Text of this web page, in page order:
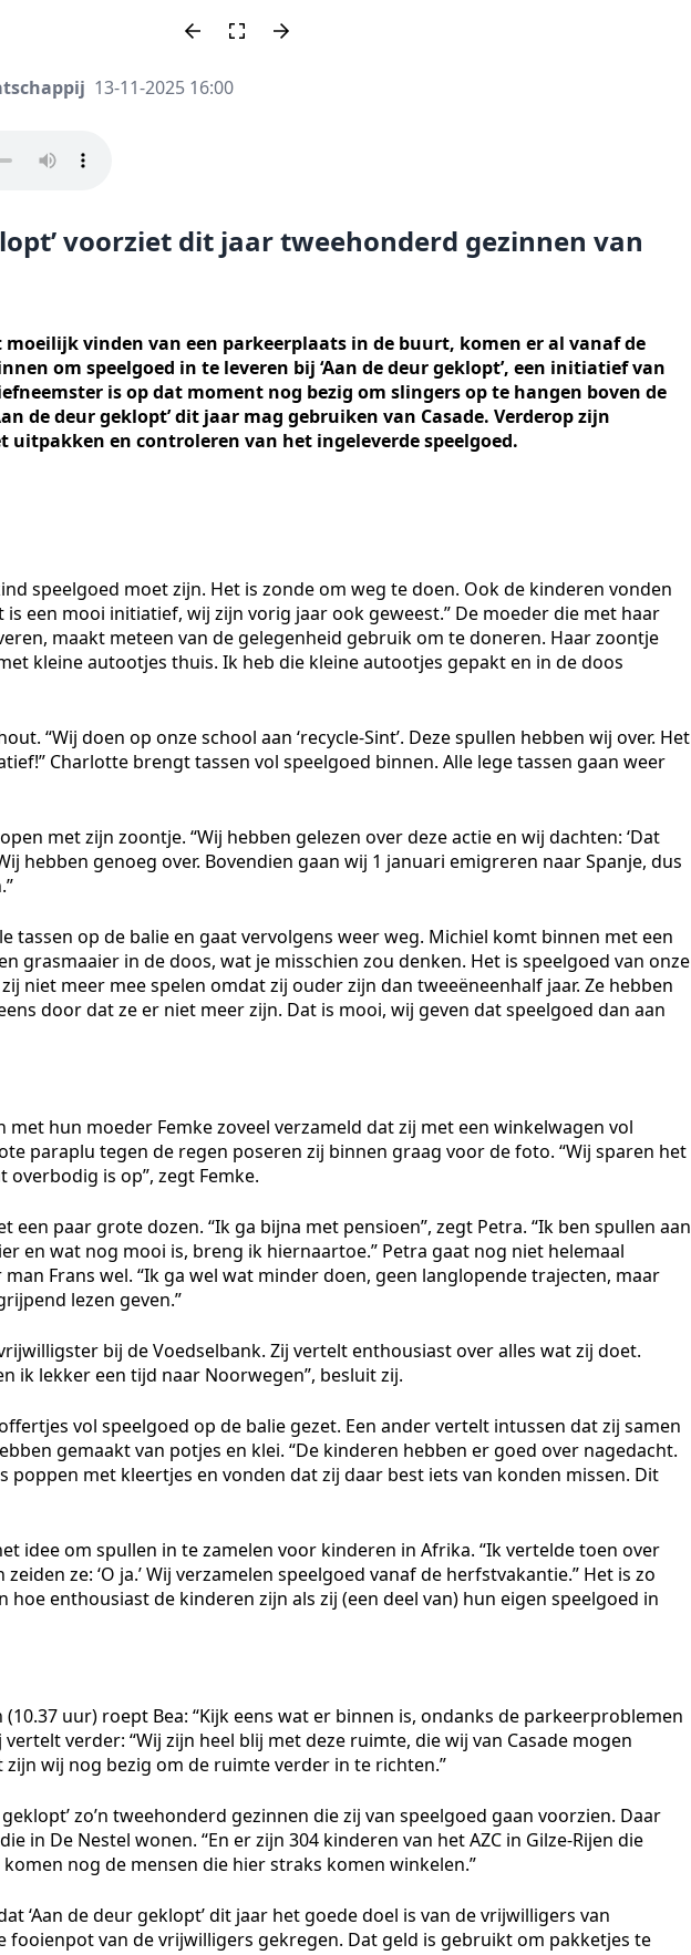
13-11-2025 16:00
voorziet dit jaar tweehonderd gezinnen van
moeilijk vinden van een parkeerplaats in de buurt, komen er al vanaf de
om speelgoed in te leveren bij ‘Aan de deur geklopt’, een initiatief van
is op dat moment nog bezig om slingers op te hangen boven de
de deur geklopt’ dit jaar mag gebruiken van Casade. Verderop zijn
uitpakken en controleren van het ingeleverde speelgoed.
speelgoed moet zijn. Het is zonde om weg te doen. Ook de kinderen vonden
is een mooi initiatief, wij zijn vorig jaar ook geweest.” De moeder die met haar
maakt meteen van de gelegenheid gebruik om te doneren. Haar zoontje
kleine autootjes thuis. Ik heb die kleine autootjes gepakt en in de doos
“Wij doen op onze school aan ‘recycle-Sint’. Deze spullen hebben wij over. Het
Charlotte brengt tassen vol speelgoed binnen. Alle lege tassen gaan weer
met zijn zoontje. “Wij hebben gelezen over deze actie en wij dachten: ‘Dat
hebben genoeg over. Bovendien gaan wij 1 januari emigreren naar Spanje, dus
tassen op de balie en gaat vervolgens weer weg. Michiel komt binnen met een
grasmaaier in de doos, wat je misschien zou denken. Het is speelgoed van onze
niet meer mee spelen omdat zij ouder zijn dan tweeëneenhalf jaar. Ze hebben
door dat ze er niet meer zijn. Dat is mooi, wij geven dat speelgoed dan aan
met hun moeder Femke zoveel verzameld dat zij met een winkelwagen vol
paraplu tegen de regen poseren zij binnen graag voor de foto. “Wij sparen het
overbodig is op”, zegt Femke.
een paar grote dozen. “Ik ga bijna met pensioen”, zegt Petra. “Ik ben spullen aan
en wat nog mooi is, breng ik hiernaartoe.” Petra gaat nog niet helemaal
Frans wel. “Ik ga wel wat minder doen, geen langlopende trajecten, maar
lezen geven.”
bij de Voedselbank. Zij vertelt enthousiast over alles wat zij doet.
ik lekker een tijd naar Noorwegen”, besluit zij.
vol speelgoed op de balie gezet. Een ander vertelt intussen dat zij samen
gemaakt van potjes en klei. “De kinderen hebben er goed over nagedacht.
poppen met kleertjes en vonden dat zij daar best iets van konden missen. Dit
idee om spullen in te zamelen voor kinderen in Afrika. “Ik vertelde toen over
zeiden ze: ‘O ja.’ Wij verzamelen speelgoed vanaf de herfstvakantie.” Het is zo
hoe enthousiast de kinderen zijn als zij (een deel van) hun eigen speelgoed in
uur) roept Bea: “Kijk eens wat er binnen is, ondanks de parkeerproblemen
vertelt verder: “Wij zijn heel blij met deze ruimte, die wij van Casade mogen
wij nog bezig om de ruimte verder in te richten.”
zo’n tweehonderd gezinnen die zij van speelgoed gaan voorzien. Daar
in De Nestel wonen. “En er zijn 304 kinderen van het AZC in Gilze-Rijen die
nog de mensen die hier straks komen winkelen.”
‘Aan de deur geklopt’ dit jaar het goede doel is van de vrijwilligers van
fooienpot van de vrijwilligers gekregen. Dat geld is gebruikt om pakketjes te